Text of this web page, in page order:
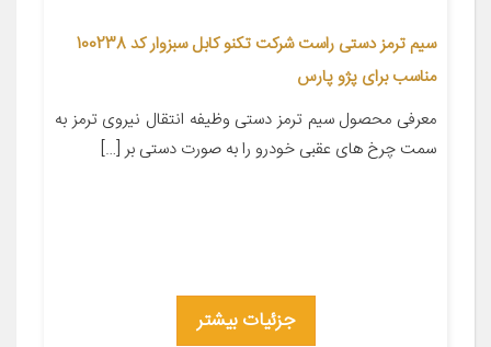
سیم ترمز دستی راست شرکت تکنو کابل سبزوار کد 100238
مناسب برای پژو پارس
معرفی محصول سیم ترمز دستی وظیفه انتقال نیروی ترمز به
سمت چرخ های عقبی خودرو را به صورت دستی بر […]
جزئیات بیشتر